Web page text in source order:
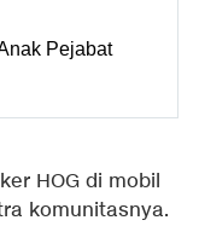
Pejabat
HOG di mobil
komunitasnya.